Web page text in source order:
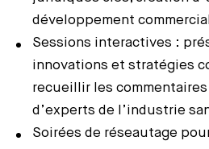
développement
Sessions interactives :
innovations et stratégies
recueillir les
d’experts de l’industrie
Soirées de réseautage